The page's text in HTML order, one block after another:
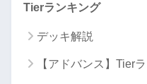
Tierランキング
デッキ解説
【アドバンス】Tier